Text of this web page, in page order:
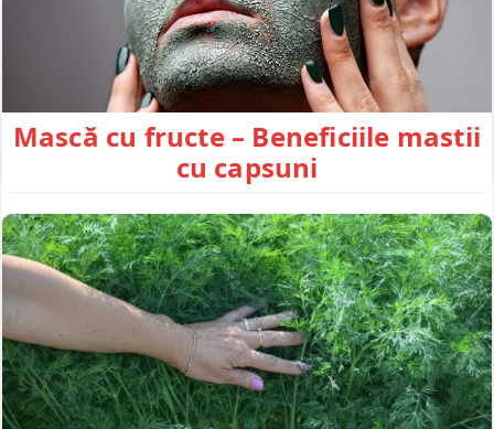
Mască cu fructe – Beneficiile mastii
cu capsuni